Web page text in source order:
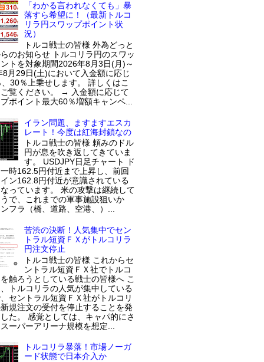
「わかる言われなくても」暴
落すら希望に！（最新トルコ
リラ円スワップポイント状
況）
トルコ戦士の皆様 外為どっと
のお知らせ トルコリラ円のスワッ
トを対象期間2026年8月3日(月)～
8月29日(土)において入金額に応じ
30％上乗せします。 詳しくはこ
覧ください。 → 入金額に応じて
ポイント最大60％増額キャンペ...
イラン問題、ますますエスカ
レート！今度は紅海封鎖なの
トルコ戦士の皆様 頼みのドル
円が息を吹き返してきていま
す。 USDJPY日足チャート ド
時162.5円付近まで上昇し、前回
ン162.8円付近が意識されている
っています。 米の攻撃は継続して
で、これまでの軍事施設狙いか
フラ（橋、道路、空港、）...
苦渋の決断！人気集中でセン
トラル短資ＦＸがトルコリラ
円注文停止
トルコ戦士の皆様 これからセ
ントラル短資ＦＸ社でトルコ
触ろうとしている戦士の皆様へ こ
トルコリラの人気が集中している
セントラル短資ＦＸ社がトルコリ
規注文の受付を停止することを発
た。 感覚としては、キャパ的にさ
ーパーアリーナ規模を想定...
トルコリラ暴落！市場ノーガ
ード状態で日本介入か